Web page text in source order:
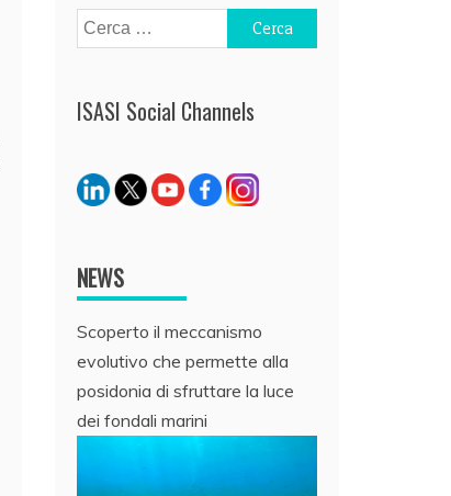
Ricerca
per:
ISASI Social Channels
NEWS
Scoperto il meccanismo
evolutivo che permette alla
posidonia di sfruttare la luce
dei fondali marini